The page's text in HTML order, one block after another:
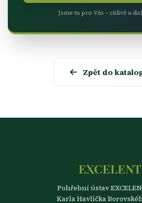
Jsme tu pro Vás – citlivě a
Zpět do
EXCELENT
Pohřební ústav
Karla Havlíčka